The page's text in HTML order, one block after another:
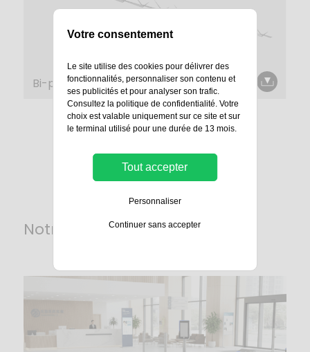
Bi-point
Notre actualité
Votre consentement
Le site utilise des cookies pour délivrer des
fonctionnalités, personnaliser son contenu et
ses publicités et pour analyser son trafic.
Consultez lapolitique de confidentialité. Votre
choix est valable uniquement sur ce site et sur
le terminal utilisé pour une durée de 13 mois.
Tout accepter
Personnaliser
Continuer sans accepter